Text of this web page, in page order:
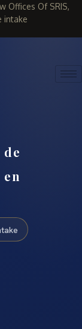
Offices Of SRIS,
intake